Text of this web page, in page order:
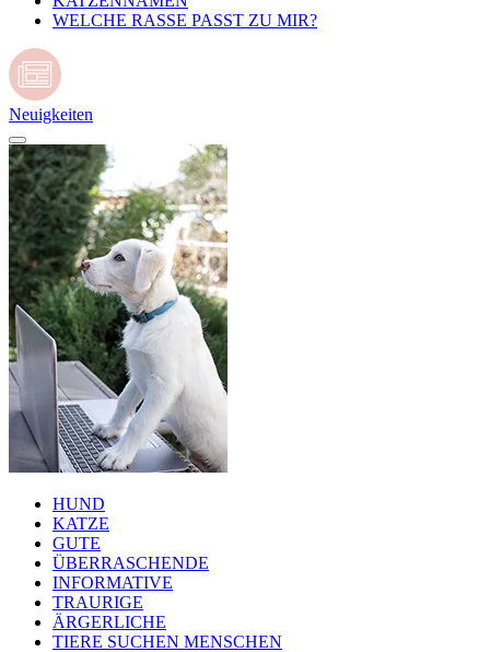
WELCHE RASSE PASST ZU MIR?
Neuigkeiten
HUND
KATZE
GUTE
ÜBERRASCHENDE
INFORMATIVE
TRAURIGE
ÄRGERLICHE
TIERE SUCHEN MENSCHEN